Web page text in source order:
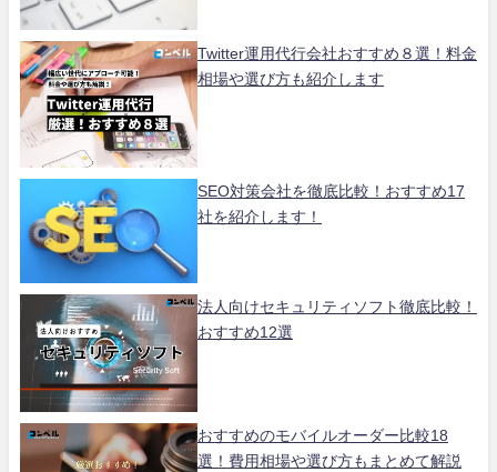
Twitter運用代行会社おすすめ８選！料金
相場や選び方も紹介します
SEO対策会社を徹底比較！おすすめ17
社を紹介します！
法人向けセキュリティソフト徹底比較！
おすすめ12選
おすすめのモバイルオーダー比較18
選！費用相場や選び方もまとめて解説